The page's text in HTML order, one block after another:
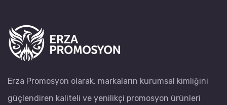
Erza Promosyon olarak, markaların kurumsal kimliğini
güçlendiren kaliteli ve yenilikçi promosyon ürünleri